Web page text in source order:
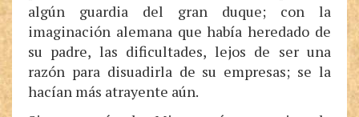
algún guardia del gran duque; con la
imaginación alemana que había heredado de
su padre, las dificultades, lejos de ser una
razón para disuadirla de su empresas; se la
hacían más atrayente aún.